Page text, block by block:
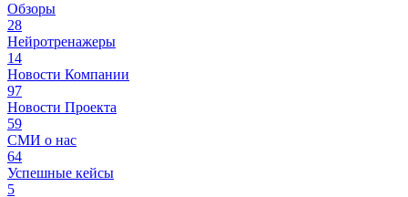
Обзоры
28
Нейротренажеры
14
Новости Компании
97
Новости Проекта
59
СМИ о нас
64
Успешные кейсы
5